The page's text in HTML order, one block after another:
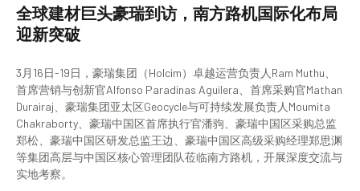
全球建材巨头豪瑞到访，南方路机国际化布局
迎新突破
3月16日-19日，豪瑞集团（Holcim）卓越运营负责人Ram Muthu、
首席营销与创新官Alfonso Paradinas Aguilera、首席采购官Mathan
Durairaj、豪瑞集团亚太区Geocycle与可持续发展负责人Moumita
Chakraborty、豪瑞中国区首席执行官潘驹、豪瑞中国区采购总监
郑松、豪瑞中国区研发总监王边、豪瑞中国区高级采购经理郑思渊
等集团高层与中国区核心管理团队莅临南方路机，开展深度交流与
实地考察。